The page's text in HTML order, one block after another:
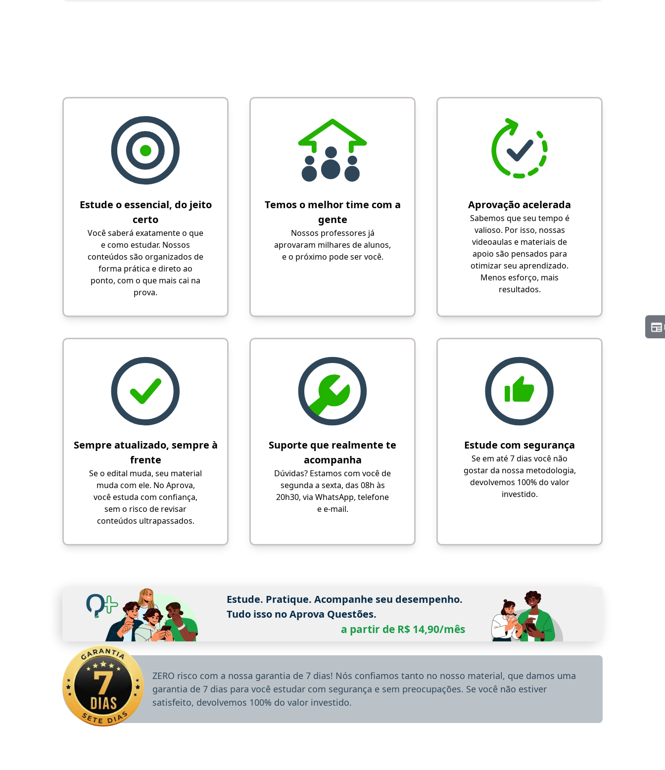
Estude o essencial, do jeito
certo
Você saberá exatamente o que
e como estudar. Nossos
conteúdos são organizados de
forma prática e direto ao
ponto, com o que mais cai na
prova.
Temos o melhor time com a
gente
Nossos professores já
aprovaram milhares de alunos,
e o próximo pode ser você.
Aprovação acelerada
Sabemos que seu tempo é
valioso. Por isso, nossas
videoaulas e materiais de
apoio são pensados para
otimizar seu aprendizado.
Menos esforço, mais
resultados.
Sempre atualizado, sempre à
frente
Se o edital muda, seu material
muda com ele. No Aprova,
você estuda com confiança,
sem o risco de revisar
conteúdos ultrapassados.
Suporte que realmente te
acompanha
Dúvidas? Estamos com você de
segunda a sexta, das 08h às
20h30, via WhatsApp, telefone
e e-mail.
Estude com segurança
Se em até 7 dias você não
gostar da nossa metodologia,
devolvemos 100% do valor
investido.
Estude. Pratique. Acompanhe seu desempenho.
Tudo isso no Aprova Questões.
a partir de R$ 14,90/mês
ZERO risco com a nossa garantia de 7 dias! Nós confiamos tanto no nosso material, que damos uma
garantia de 7 dias para você estudar com segurança e sem preocupações. Se você não estiver
satisfeito, devolvemos 100% do valor investido.